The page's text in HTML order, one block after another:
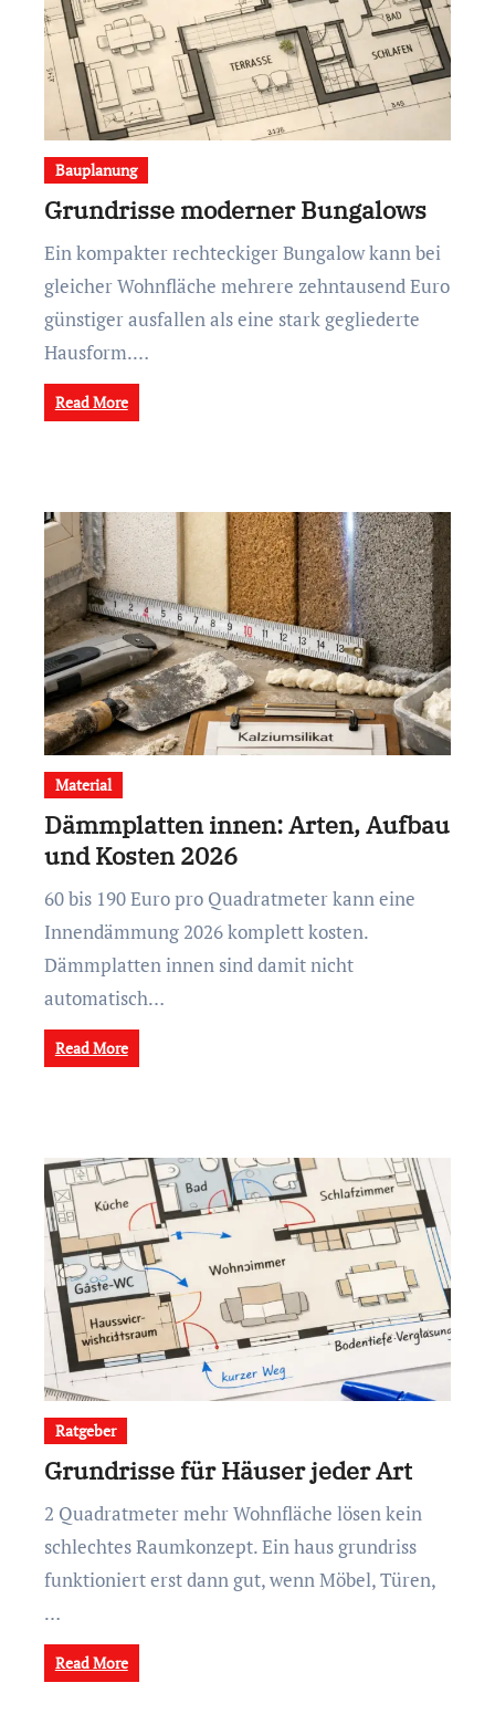
Bauplanung
Grundrisse moderner Bungalows
Ein kompakter rechteckiger Bungalow kann bei
gleicher Wohnfläche mehrere zehntausend Euro
günstiger ausfallen als eine stark gegliederte
Hausform.…
Read More
Material
Dämmplatten innen: Arten, Aufbau
und Kosten 2026
60 bis 190 Euro pro Quadratmeter kann eine
Innendämmung 2026 komplett kosten.
Dämmplatten innen sind damit nicht
automatisch…
Read More
Ratgeber
Grundrisse für Häuser jeder Art
2 Quadratmeter mehr Wohnfläche lösen kein
schlechtes Raumkonzept. Ein haus grundriss
funktioniert erst dann gut, wenn Möbel, Türen,
…
Read More